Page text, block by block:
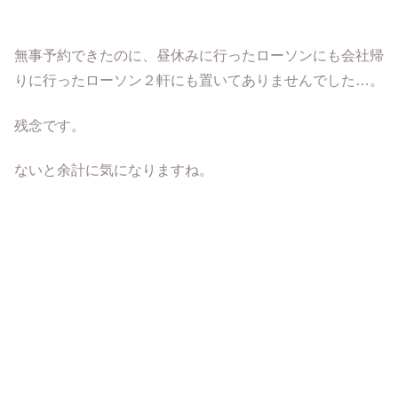
無事予約できたのに、昼休みに行ったローソンにも会社帰
りに行ったローソン２軒にも置いてありませんでした…。
残念です。
ないと余計に気になりますね。